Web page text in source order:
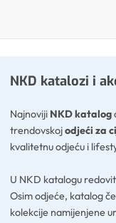
NKD katalozi i
Najnoviji NKD katalog
trendovskojodjeći za
kvalitetnu odjeću i
U NKD katalogu
Osim odjeće, katalog
kolekcije namijenjene